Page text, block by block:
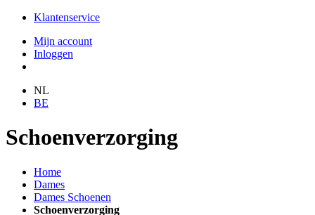
Klantenservice
Mijn account
Inloggen
NL
BE
Schoenverzorging
Home
Dames
Dames Schoenen
Schoenverzorging